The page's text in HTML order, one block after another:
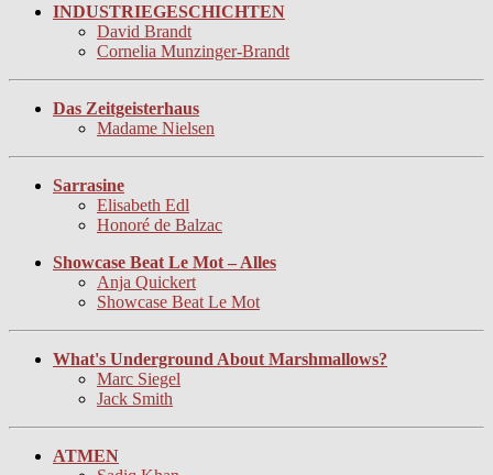
INDUSTRIEGESCHICHTEN
David Brandt
Cornelia Munzinger-Brandt
Das Zeitgeisterhaus
Madame Nielsen
Sarrasine
Elisabeth Edl
Honoré de Balzac
Showcase Beat Le Mot – Alles
Anja Quickert
Showcase Beat Le Mot
What's Underground About Marshmallows?
Marc Siegel
Jack Smith
ATMEN